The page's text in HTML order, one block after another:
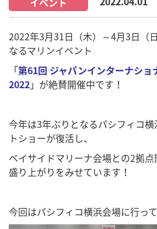
2022年3月31日（木）～4月3日（
なるマリンイベント
「第61回 ジャパンインターナショ
2022」が絶賛開催中です！
今年は3年ぶりとなるパシフィコ
トショーが復活し、
ベイサイドマリーナ会場との2拠
盛り上がりをみせています！
今回はパシフィコ横浜会場に行っ